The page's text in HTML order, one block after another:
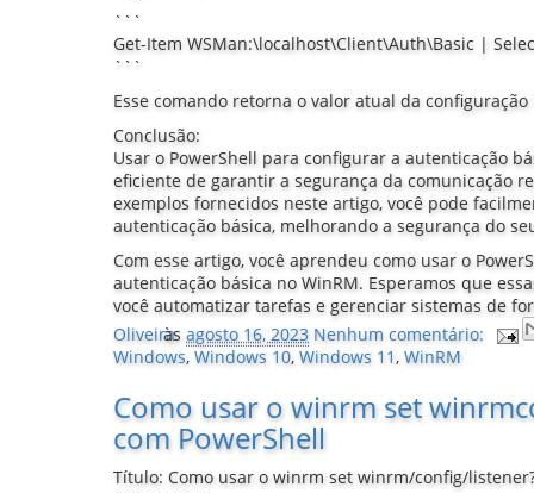
```
Get-Item WSMan:\localhost\Client\Auth\Basic |
```
Esse comando retorna o valor atual da configuração
Conclusão:
Usar o PowerShell para configurar a autenticação
eficiente de garantir a segurança da comunicação
exemplos fornecidos neste artigo, você pode
autenticação básica, melhorando a segurança do
Com esse artigo, você aprendeu como usar o
autenticação básica no WinRM. Esperamos que
você automatizar tarefas e gerenciar sistemas de
Oliveira
às agosto 16, 2023 Nenhum comentário:
Windows, Windows 10, Windows 11, WinRM
Como usar o winrm set
com PowerShell
Título: Como usar o winrm set winrm/config/